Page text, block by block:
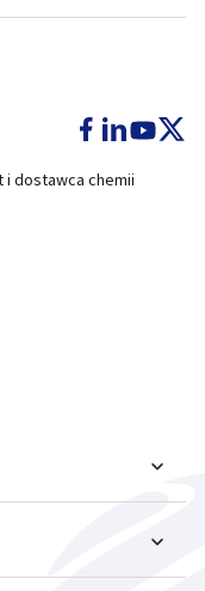
i dostawca chemii